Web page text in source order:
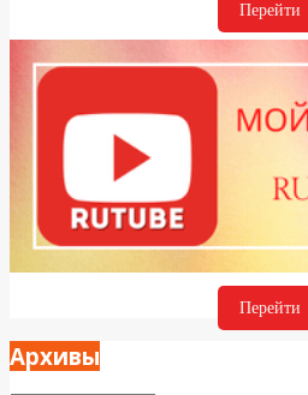
Перейти
Перейти
Архивы